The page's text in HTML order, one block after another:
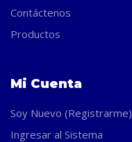
Contáctenos
Productos
Mi Cuenta
Soy Nuevo (Registrarme)
Ingresar al Sistema